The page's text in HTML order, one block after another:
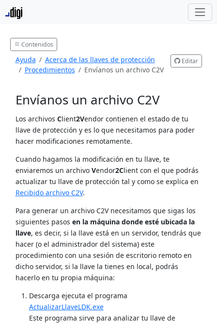
Contenidos
Ayuda
Acerca de las llaves de protección
Procedimientos
Envíanos un archivo C2V
Editar
Envíanos un archivo C2V
Los archivos Client2Vendor contienen el estado de tu
llave de protección y es lo que necesitamos para poder
hacer modificaciones remotamente.
Cuando hagamos la modificación en tu llave, te
enviaremos un archivo Vendor2Client con el que podrás
actualizar tu llave de protección tal y como se explica en
Recibido archivo C2V.
Para generar un archivo C2V necesitamos que sigas los
siguientes pasos en la máquina donde esté ubicada la
llave, es decir, si la llave está en un servidor, tendrás que
hacer (o el administrador del sistema) este
procedimiento con una sesión de escritorio remoto en
dicho servidor, si la llave la tienes en local, podrás
hacerlo en tu propia máquina:
Descarga ejecuta el programa
ActualizarLlaveLDK.exe
Este programa sirve para analizar tu llave de